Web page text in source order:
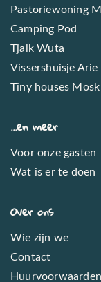
Pastoriewoning
Camping Pod
Tjalk Wuta
Vissershuisje Arie
Tiny houses
...en meer
Voor onze gasten
Wat is er te doen
Over ons
Wie zijn we
Contact
Huurvoorwaarden